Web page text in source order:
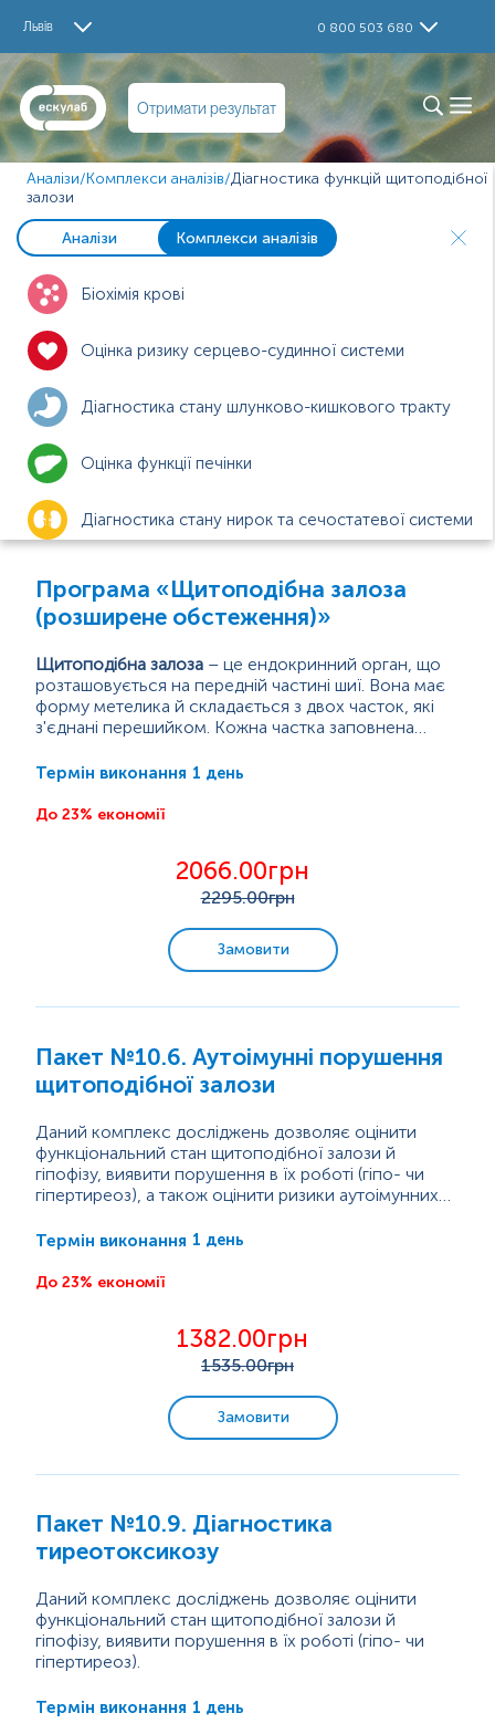
Львів 0 800 503 680
Отримати результат
Аналізи/Комплекси аналізів/Діагностика функцій щитоподібної
залози
Аналізи Комплекси аналізів
Біохімія крові
Оцінка ризику серцево-судинної системи
Діагностика стану шлунково-кишкового тракту
Оцінка функції печінки
Діагностика стану нирок та сечостатевої системи
Цукровий діабет
Діагностика функцій щитоподібної залози
Інфекції, що передаються статевим шляхом (ІПСШ)
Захворювання органів дихання
Дієта/вегетаріанці
Краса здорової шкіри
Надлишкова вага
Усі комплекси
Програма «Щитоподібна залоза
(розширене обстеження)»
Щитоподібна залоза – це ендокринний орган, що
розташовується на передній частині шиї. Вона має
форму метелика й складається з двох часток, які
з'єднані перешийком. Кожна частка заповнена
організму для функціонування.
трийодтиронін (Т3), які є основними гормонами,
клітини (також звані С-клітинами) виробляють
Термін виконання 1 день
До 23% економії
2066.00грн
2295.00грн
Замовити
Пакет №10.6. Аутоімунні порушення
щитоподібної залози
Даний комплекс досліджень дозволяє оцінити
функціональний стан щитоподібної залози й
гіпофізу, виявити порушення в їх роботі (гіпо- чи
гіпертиреоз), а також оцінити ризики аутоімунних
утворюється в гіпофізі (залоза в головному мозку) і
стимулює її до вироблення інших двох гормонів:
Термін виконання 1 день
До 23% економії
1382.00грн
1535.00грн
Замовити
Пакет №10.9. Діагностика
тиреотоксикозу
Даний комплекс досліджень дозволяє оцінити
функціональний стан щитоподібної залози й
гіпофізу, виявити порушення в їх роботі (гіпо- чи
гіпертиреоз).
регулятор, який утворюється в гіпофізі. Його
Термін виконання 1 день